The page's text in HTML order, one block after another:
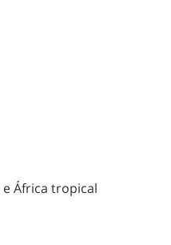
e África tropical